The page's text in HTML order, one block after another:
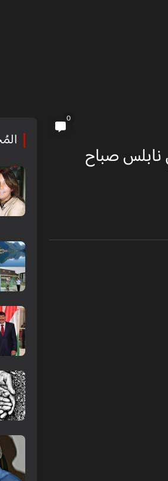
0
نابلس صباح